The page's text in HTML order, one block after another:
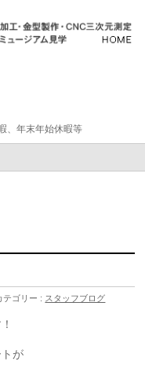
、年末年始休暇等
テゴリー : スタッフブログ
が